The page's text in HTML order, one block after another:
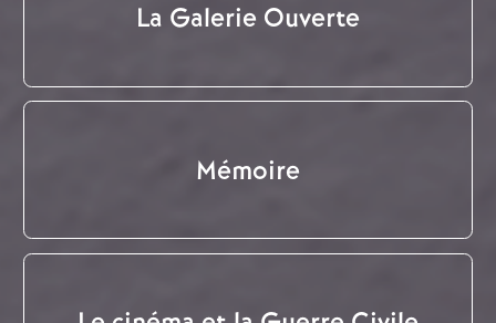
La Galerie Ouverte
Mémoire